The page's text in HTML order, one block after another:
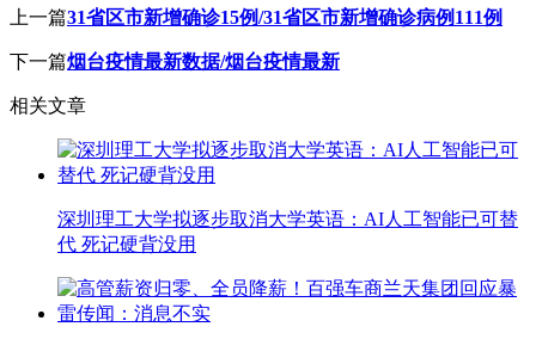
上一篇31省区市新增确诊15例/31省区市新增确诊病例111例
下一篇烟台疫情最新数据/烟台疫情最新
相关文章
深圳理工大学拟逐步取消大学英语：AI人工智能已可替
代 死记硬背没用